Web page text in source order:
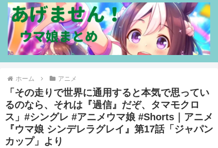
ホーム アニメ
「その走りで世界に通用すると本気で思ってい
るのなら、それは『過信』だぞ、タマモクロ
ス」#シングレ #アニメウマ娘 #Shorts｜アニメ
『ウマ娘 シンデレラグレイ』第17話「ジャパン
カップ」より